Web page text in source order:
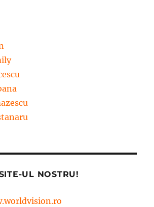
UL NOSTRU!